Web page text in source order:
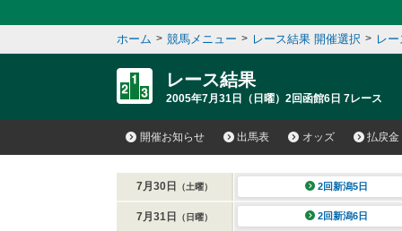
ホーム > 競馬メニュー > レース結果 開催選択 > レ
レース結果
2005年7月31日（日曜）2回函館6日 7レース
開催お知らせ 出馬表 オッズ 払戻金
7月30日 （土曜） 2回新潟5日
7月31日 （日曜） 2回新潟6日